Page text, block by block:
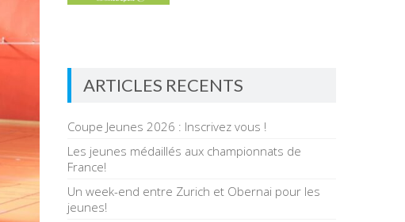
ARTICLES RECENTS
Coupe Jeunes 2026 : Inscrivez vous !
Les jeunes médaillés aux championnats de
France!
Un week-end entre Zurich et Obernai pour les
jeunes!